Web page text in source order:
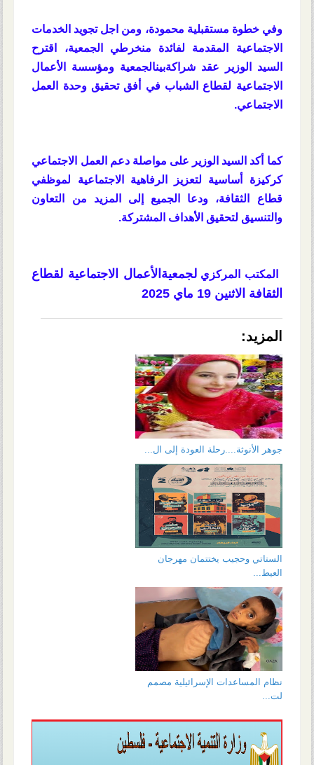
وفي خطوة مستقبلية محمودة، ومن اجل تجويد الخدمات
الاجتماعية المقدمة لفائدة منخرطي الجمعية، اقترح
السيد الوزير عقد شراكةبينالجمعية ومؤسسة الأعمال
الاجتماعية لقطاع الشباب في أفق تحقيق وحدة العمل
الاجتماعي.
كما أكد السيد الوزير على مواصلة دعم العمل الاجتماعي
كركيزة أساسية لتعزيز الرفاهية الاجتماعية لموظفي
قطاع الثقافة، ودعا الجميع إلى المزيد من التعاون
والتنسيق لتحقيق الأهداف المشتركة.
المكتب المركزي لجمعيةالأعمال الاجتماعية لقطاع
الثقافة الاثنين 19 ماي 2025
المزيد:
جوهر الأنوثة....رحلة العودة إلى ال...
الستاتي وحجيب يختتمان مهرجان
العيط...
نظام المساعدات الإسرائيلية مصمم
لت...